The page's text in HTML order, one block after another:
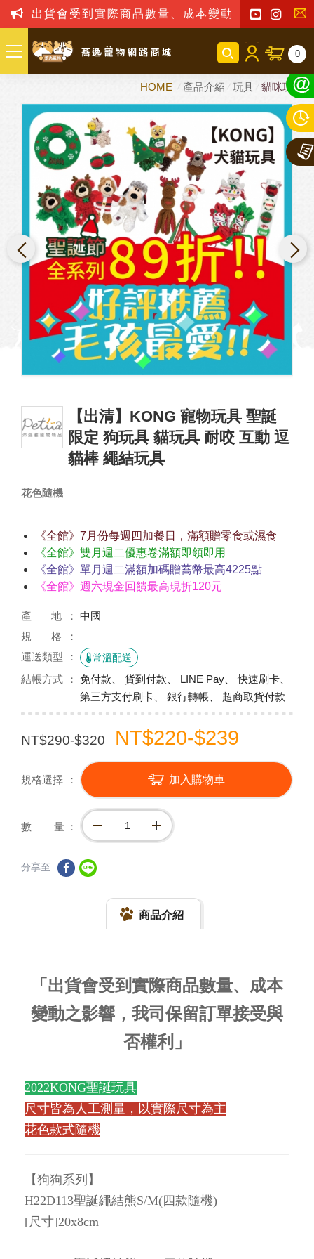
出貨會受到實際商品數量、成本變動之影響，我司
聯
我
們
0
HOME 產品介紹 玩具 貓咪玩具
【出清】KONG 寵物玩具 聖誕
限定 狗玩具 貓玩具 耐咬 互動 逗
貓棒 繩結玩具
花色隨機
《全館》7月份每週四加餐日，滿額贈零食或濕食
《全館》雙月週二優惠卷滿額即領即用
《全館》單月週二滿額加碼贈蕎幣最高4225點
《全館》週六現金回饋最高現折120元
產 地
中國
規 格
運送類型
常溫配送
結帳方式
免付款、 貨到付款、 LINE Pay、 快速刷卡、
第三方支付刷卡、 銀行轉帳、 超商取貨付款
NT$290-$320 NT$220-$239
規格選擇 加入購物車
數 量
分享至
商品介紹
「出貨會受到實際商品數量、成本
變動之影響，我司保留訂單接受與
否權利」
2022KONG聖誕玩具
尺寸皆為人工測量，以實際尺寸為主
花色款式隨機
【狗狗系列】
H22D113聖誕繩結熊S/M(四款隨機)
[尺寸]20x8cm